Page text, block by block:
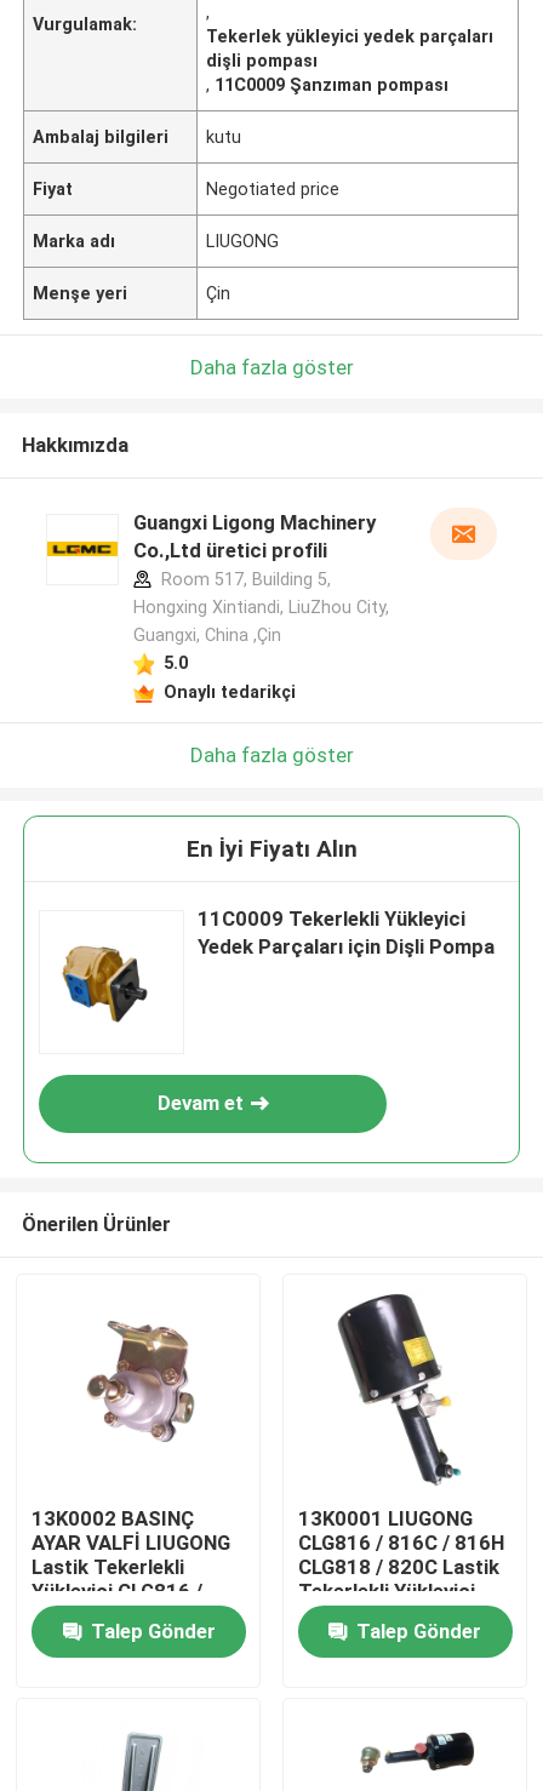
Ev
Vurgulamak:
,
Tekerlek yükleyici yedek parçaları
dişli pompası
, 11C0009 Şanzıman pompası
Ambalaj bilgileri kutu
Fiyat Negotiated price
Marka adı LIUGONG
Menşe yeri Çin
Daha fazla göster
Hakkımızda
Guangxi Ligong Machinery
Co.,Ltd üretici profili
Room 517, Building 5,
Hongxing Xintiandi, LiuZhou City,
Guangxi, China ,Çin
5.0
Onaylı tedarikçi
Daha fazla göster
En İyi Fiyatı Alın
11C0009 Tekerlekli Yükleyici
Yedek Parçaları için Dişli Pompa
Devam et
Önerilen Ürünler
13K0002 BASINÇ
AYAR VALFİ LIUGONG
Lastik Tekerlekli
Yükleyici CLG816 /
816C / 816H CLG818 /
820C / 820H için
Talep Gönder
13K0001 LIUGONG
CLG816 / 816C / 816H
CLG818 / 820C Lastik
Tekerlekli Yükleyici
için Takviye Pompası
Talep Gönder